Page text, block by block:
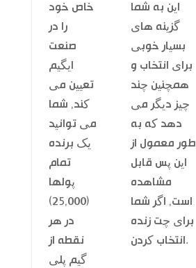
خاص خود
را در
صنعت
ایگیم
تعیین می
کند, شما
می توانید
یک برنده
تمام
پولها
(25,000)
در هر
نقطه از
گیم پلی
این به شما
گزینه های
بسیار خوبی
برای انتخاب و
همچنین چند
چیز دیگر می
دهد که به
طور معمول از
این پس قابل
مشاهده
است, اگر شما
برای چت زنده
انتخاب کردن.